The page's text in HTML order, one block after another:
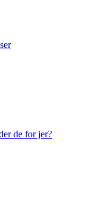
de for jer?